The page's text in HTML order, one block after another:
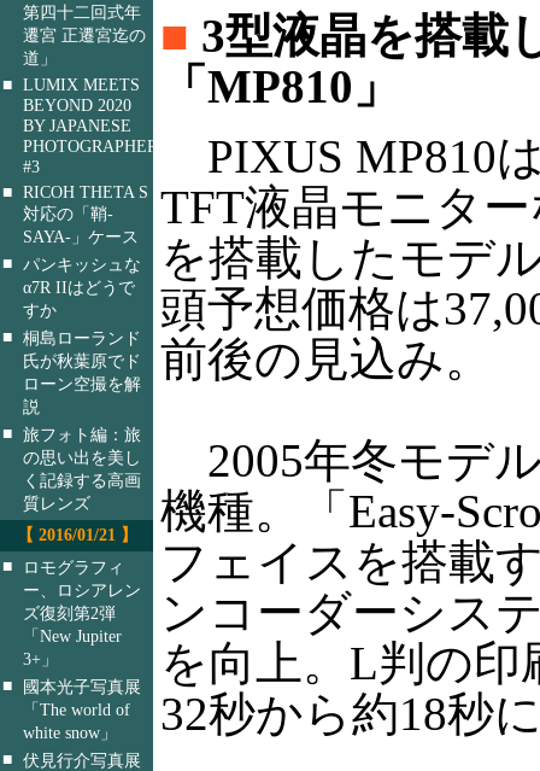
第四十二回式年
遷宮 正遷宮迄の
道」
■ LUMIX MEETS
BEYOND 2020
BY JAPANESE
PHOTOGRAPHERS
#3
■ RICOH THETA S
対応の「鞘-
SAYA-」ケース
■ パンキッシュな
α7R IIはどうで
すか
■ 桐島ローランド
氏が秋葉原でド
ローン空撮を解
説
■ 旅フォト編：旅
の思い出を美し
く記録する高画
質レンズ
【 2016/01/21 】
■
ロモグラフィ
ー、ロシアレン
ズ復刻第2弾
「New Jupiter
3+」
■
國本光子写真展
「The world of
white snow」
■ 伏見行介写真展
■ 3型液晶を搭載
「MP810」
PIXUS MP810
TFT液晶モニタ
を搭載したモデ
頭予想価格は
前後の見込み。
2005年冬モデ
機種。「Easy-
フェイスを搭載
ンコーダーシス
を向上。L判の印
32秒から約18秒